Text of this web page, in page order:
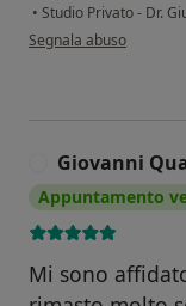
• Studio Privato - Dr.
secondo l'opinione
Segnala abuso
Giovanni
Appuntamento
Mi sono